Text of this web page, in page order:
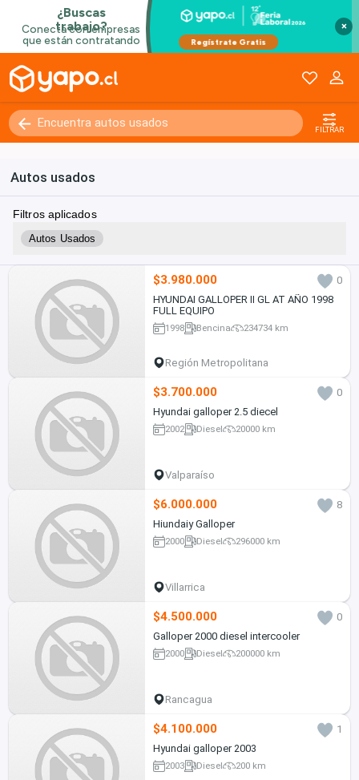
×
FILTRAR
Autos usados
Filtros aplicados
Autos Usados
$3.980.000
0
HYUNDAI GALLOPER II GL AT AÑO 1998
FULL EQUIPO
1998 Bencina 234734 km
Región Metropolitana
$3.700.000
0
Hyundai galloper 2.5 diecel
2002 Diesel 20000 km
Valparaíso
$6.000.000
8
Hiundaiy Galloper
2000 Diesel 296000 km
Villarrica
$4.500.000
0
Galloper 2000 diesel intercooler
2000 Diesel 200000 km
Rancagua
$4.100.000
1
Hyundai galloper 2003
2003 Diesel 200 km